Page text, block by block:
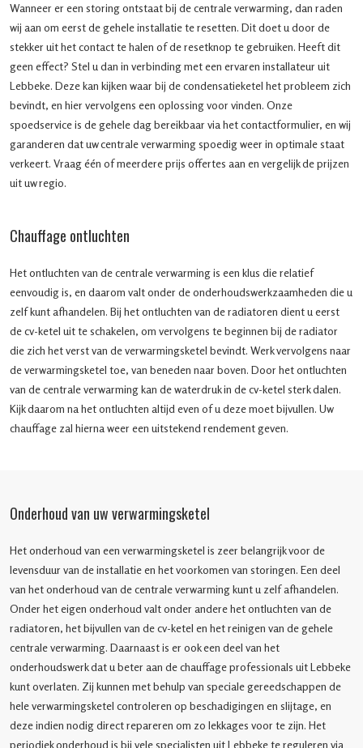
Wanneer er een storing ontstaat bij de centrale verwarming, dan raden
wij aan om eerst de gehele installatie te resetten. Dit doet u door de
stekker uit het contact te halen of de resetknop te gebruiken. Heeft dit
geen effect? Stel u dan in verbinding met een ervaren installateur uit
Lebbeke. Deze kan kijken waar bij de condensatieketel het probleem zich
bevindt, en hier vervolgens een oplossing voor vinden. Onze
spoedservice is de gehele dag bereikbaar via het contactformulier, en wij
garanderen dat uw centrale verwarming spoedig weer in optimale staat
verkeert. Vraag één of meerdere prijs offertes aan en vergelijk de prijzen
uit uw regio.
Chauffage ontluchten
Het ontluchten van de centrale verwarming is een klus die relatief
eenvoudig is, en daarom valt onder de onderhoudswerkzaamheden die u
zelf kunt afhandelen. Bij het ontluchten van de radiatoren dient u eerst
de cv-ketel uit te schakelen, om vervolgens te beginnen bij de radiator
die zich het verst van de verwarmingsketel bevindt. Werk vervolgens naar
de verwarmingsketel toe, van beneden naar boven. Door het ontluchten
van de centrale verwarming kan de waterdruk in de cv-ketel sterk dalen.
Kijk daarom na het ontluchten altijd even of u deze moet bijvullen. Uw
chauffage zal hierna weer een uitstekend rendement geven.
Onderhoud van uw verwarmingsketel
Het onderhoud van een verwarmingsketel is zeer belangrijk voor de
levensduur van de installatie en het voorkomen van storingen. Een deel
van het onderhoud van de centrale verwarming kunt u zelf afhandelen.
Onder het eigen onderhoud valt onder andere het ontluchten van de
radiatoren, het bijvullen van de cv-ketel en het reinigen van de gehele
centrale verwarming. Daarnaast is er ook een deel van het
onderhoudswerk dat u beter aan de chauffage professionals uit Lebbeke
kunt overlaten. Zij kunnen met behulp van speciale gereedschappen de
hele verwarmingsketel controleren op beschadigingen en slijtage, en
deze indien nodig direct repareren om zo lekkages voor te zijn. Het
periodiek onderhoud is bij vele specialisten uit Lebbeke te reguleren via